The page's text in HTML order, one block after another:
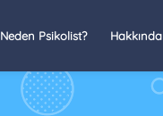
Neden Psikolist? Hakkında